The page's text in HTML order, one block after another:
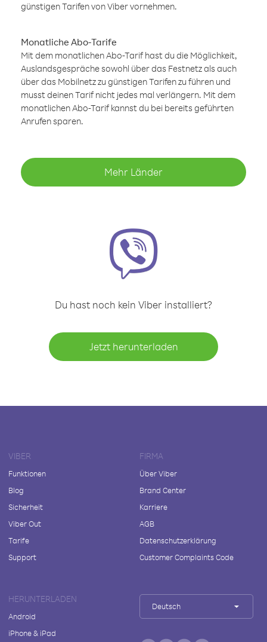
günstigen Tarifen von Viber vornehmen.
Monatliche Abo-Tarife
Mit dem monatlichen Abo-Tarif hast du die Möglichkeit,
Auslandsgespräche sowohl über das Festnetz als auch
über das Mobilnetz zu günstigen Tarifen zu führen und
musst deinen Tarif nicht jedes mal verlängern. Mit dem
monatlichen Abo-Tarif kannst du bei bereits geführten
Anrufen sparen.
Mehr Länder
Du hast noch kein Viber installiert?
Jetzt herunterladen
VIBER
Funktionen
Blog
Sicherheit
Viber Out
Tarife
Support
FIRMA
Über Viber
Brand Center
Karriere
AGB
Datenschutzerklärung
Customer Complaints Code
HERUNTERLADEN
Android
iPhone & iPad
Deutsch